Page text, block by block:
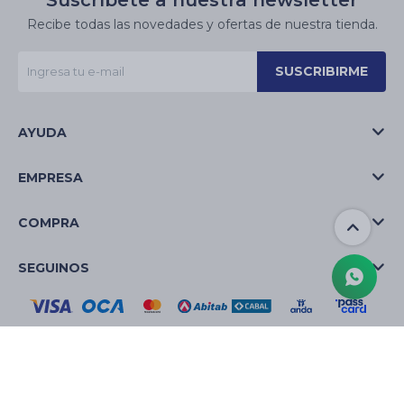
Recibe todas las novedades y ofertas de nuestra tienda.
SUSCRIBIRME
AYUDA
EMPRESA
COMPRA
SEGUINOS